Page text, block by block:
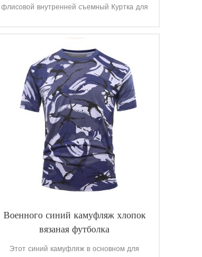
флисовой внутренней съемный Куртка для
Военного синий камуфляж хлопок
вязаная футболка
Этот синий камуфляж в основном для